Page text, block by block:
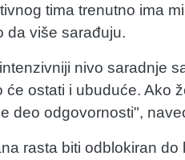
tima trenutno ima
da više sarađuju.
nivo saradnje
ostati i ubuduće. Ako
deo odgovornosti",
rasta biti odblokiran